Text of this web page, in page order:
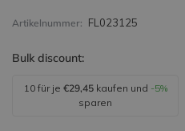
Artikelnummer: FL023125
Bulk discount:
10 für je €29,45kaufen und -5%
sparen